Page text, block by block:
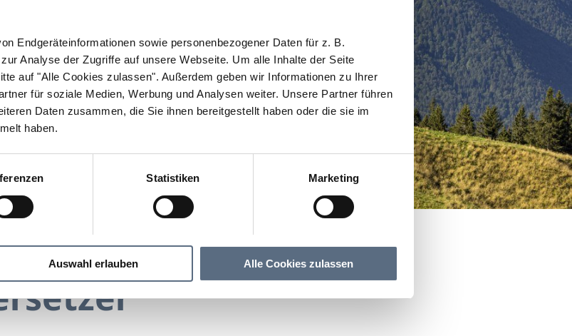
Endgeräteinformationen sowie personenbezogener Daten für z. B.
Analyse der Zugriffe auf unsere Webseite. Um alle Inhalte der Seite
auf "Alle Cookies zulassen". Außerdem geben wir Informationen zu Ihrer
für soziale Medien, Werbung und Analysen weiter. Unsere Partner führen
Daten zusammen, die Sie ihnen bereitgestellt haben oder die sie im
haben.
Statistiken Marketing
Auswahl erlauben Alle Cookies zulassen